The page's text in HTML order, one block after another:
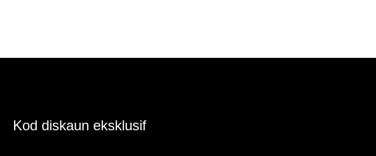
Kod diskaun eksklusif